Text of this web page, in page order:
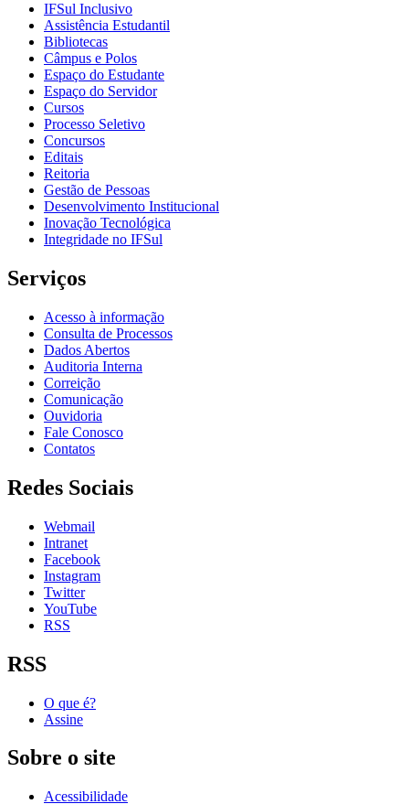
IFSul Inclusivo
Assistência Estudantil
Bibliotecas
Câmpus e Polos
Espaço do Estudante
Espaço do Servidor
Cursos
Processo Seletivo
Concursos
Editais
Reitoria
Gestão de Pessoas
Desenvolvimento Institucional
Inovação Tecnológica
Integridade no IFSul
Serviços
Acesso à informação
Consulta de Processos
Dados Abertos
Auditoria Interna
Correição
Comunicação
Ouvidoria
Fale Conosco
Contatos
Redes Sociais
Webmail
Intranet
Facebook
Instagram
Twitter
YouTube
RSS
RSS
O que é?
Assine
Sobre o site
Acessibilidade